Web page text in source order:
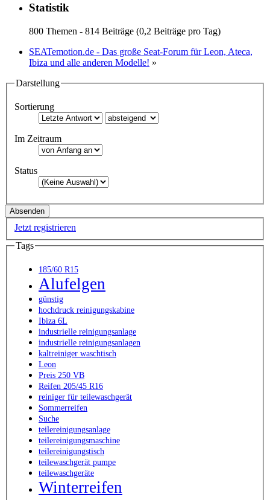
Statistik
800 Themen - 814 Beiträge (0,2 Beiträge pro Tag)
SEATemotion.de - Das große Seat-Forum für Leon, Ateca,
Ibiza und alle anderen Modelle! »
Darstellung
Sortierung
Im Zeitraum
Status
Jetzt registrieren
Tags
185/60 R15
Alufelgen
günstig
hochdruck reinigungskabine
Ibiza 6L
industrielle reinigungsanlage
industrielle reinigungsanlagen
kaltreiniger waschtisch
Leon
Preis 250 VB
Reifen 205/45 R16
reiniger für teilewaschgerät
Sommerreifen
Suche
teilereinigungsanlage
teilereinigungsmaschine
teilereinigungstisch
teilewaschgerät pumpe
teilewaschgeräte
Winterreifen